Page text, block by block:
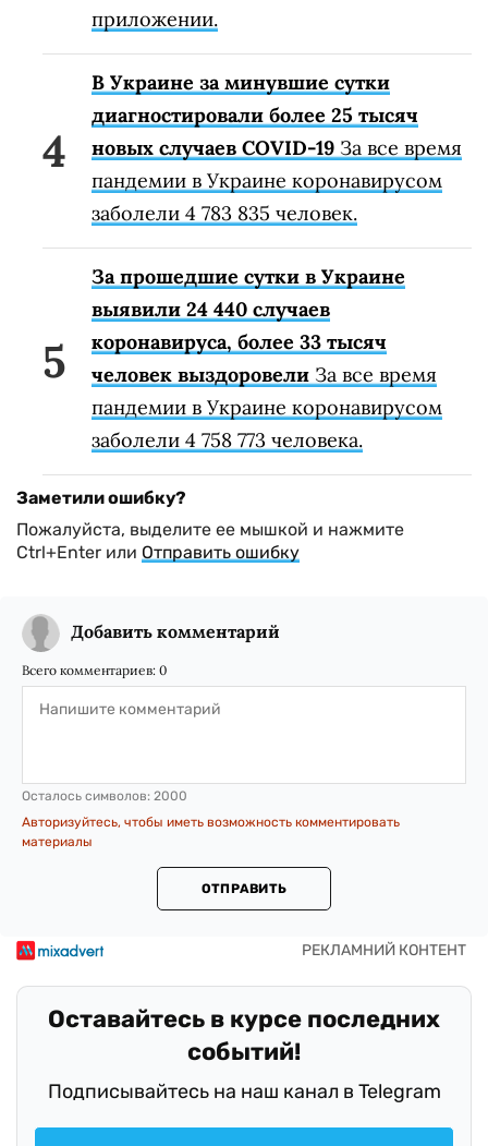
приложении.
В Украине за минувшие сутки
диагностировали более 25 тысяч
новых случаев COVID-19 За все время
пандемии в Украине коронавирусом
заболели 4 783 835 человек.
За прошедшие сутки в Украине
выявили 24 440 случаев
коронавируса, более 33 тысяч
человек выздоровели За все время
пандемии в Украине коронавирусом
заболели 4 758 773 человека.
Заметили ошибку?
Пожалуйста, выделите ее мышкой и нажмите
Ctrl+Enter или Отправить ошибку
Добавить комментарий
Всего комментариев: 0
Осталось символов: 2000
Авторизуйтесь, чтобы иметь возможность комментировать
материалы
ОТПРАВИТЬ
Оставайтесь в курсе последних
событий!
Подписывайтесь на наш канал в Telegram